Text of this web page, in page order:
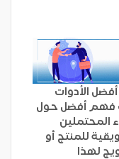
الأدوات
فهم أفضل حول
المحتملين
للمنتج أو
لهذا